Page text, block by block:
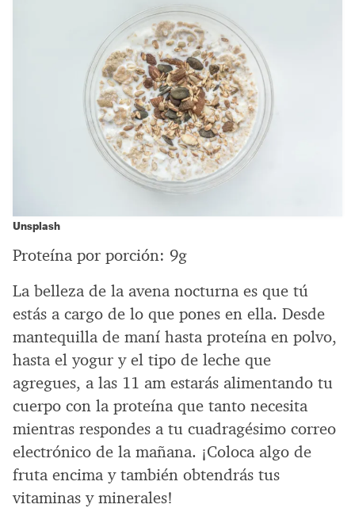
Unsplash
Proteína por porción: 9g
La belleza de la avena nocturna es que tú
estás a cargo de lo que pones en ella. Desde
mantequilla de maní hasta proteína en polvo,
hasta el yogur y el tipo de leche que
agregues, a las 11 am estarás alimentando tu
cuerpo con la proteína que tanto necesita
mientras respondes a tu cuadragésimo correo
electrónico de la mañana. ¡Coloca algo de
fruta encima y también obtendrás tus
vitaminas y minerales!